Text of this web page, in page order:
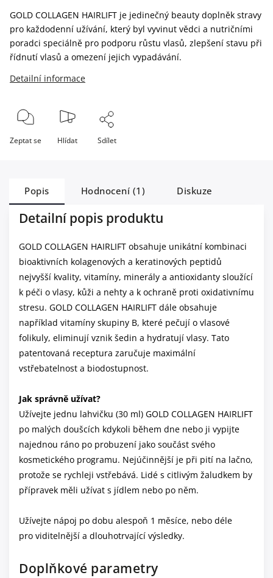
GOLD COLLAGEN HAIRLIFT je jedinečný beauty doplněk stravy
pro každodenní užívání, který byl vyvinut vědci a nutričními
poradci speciálně pro podporu růstu vlasů, zlepšení stavu při
řídnutí vlasů a omezení jejich vypadávání.
Detailní informace
Zeptat se Hlídat Sdílet
Popis Hodnocení (1) Diskuze
Detailní popis produktu
GOLD COLLAGEN HAIRLIFT obsahuje unikátní kombinaci
bioaktivních kolagenových a keratinových peptidů
nejvyšší kvality, vitamíny, minerály a antioxidanty sloužící
k péči o vlasy, kůži a nehty a k ochraně proti oxidativnímu
stresu. GOLD COLLAGEN HAIRLIFT dále obsahuje
například vitamíny skupiny B, které pečují o vlasové
folikuly, eliminují vznik šedin a hydratují vlasy. Tato
patentovaná receptura zaručuje maximální
vstřebatelnost a biodostupnost.
Jak správně užívat?
Užívejte jednu lahvičku (30 ml) GOLD COLLAGEN HAIRLIFT
po malých doušcích kdykoli během dne nebo ji vypijte
najednou ráno po probuzení jako součást svého
kosmetického programu. Nejúčinnější je při pití na lačno,
protože se rychleji vstřebává. Lidé s citlivým žaludkem by
přípravek měli užívat s jídlem nebo po něm.
Užívejte nápoj po dobu alespoň 1 měsíce, nebo déle
pro viditelnější a dlouhotrvající výsledky.
Doplňkové parametry